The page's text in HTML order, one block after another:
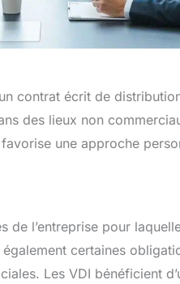
contrat écrit de
des lieux non
une approche
de l’entreprise pour
certaines
Les VDI bénéficient